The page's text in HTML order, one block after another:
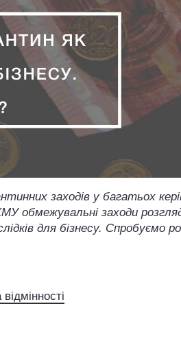
заходів у багатьох
обмежувальні заходи
для бізнесу. Спробуємо